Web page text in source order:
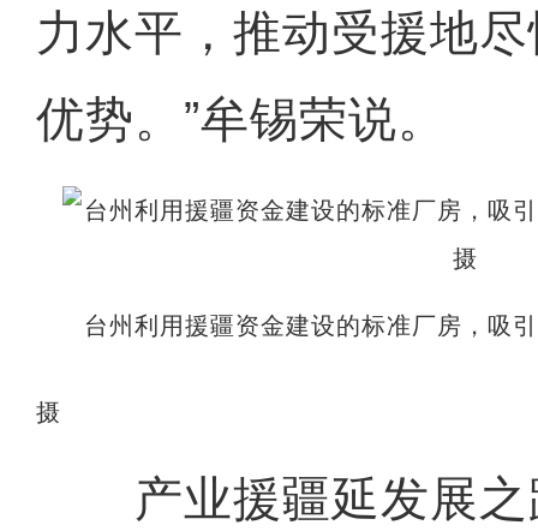
力水平，推动受援地
优势。”牟锡荣说。
台州利用援疆资金建设的标准厂房，吸
摄
产业援疆延发展之